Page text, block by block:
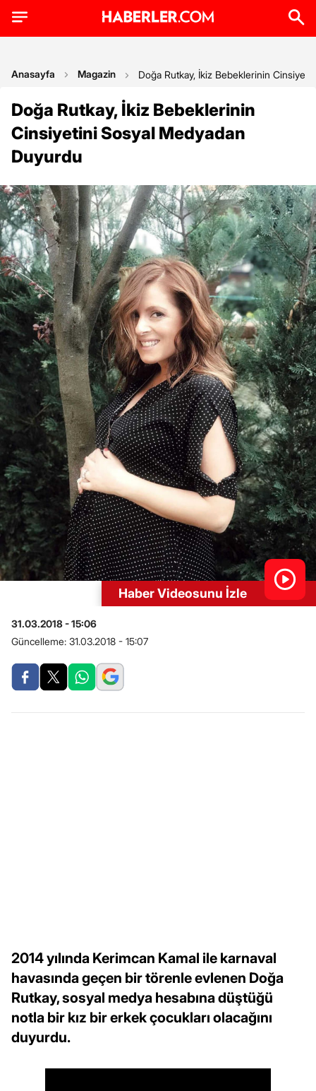
Anasayfa Magazin Doğa Rutkay, İkiz Bebeklerinin
Doğa Rutkay, İkiz Bebeklerinin
Cinsiyetini Sosyal Medyadan
Duyurdu
Haber Videosunu İzle
31.03.2018 - 15:06
Güncelleme: 31.03.2018 - 15:07
2014 yılında Kerimcan Kamal ile karnaval
havasında geçen bir törenle evlenen Doğa
Rutkay, sosyal medya hesabına düştüğü
notla bir kız bir erkek çocukları olacağını
duyurdu.